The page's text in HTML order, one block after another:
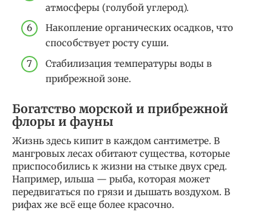
атмосферы (голубой углерод).
Накопление органических осадков, что
способствует росту суши.
Стабилизация температуры воды в
прибрежной зоне.
Богатство морской и прибрежной
флоры и фауны
Жизнь здесь кипит в каждом сантиметре. В
мангровых лесах обитают существа, которые
приспособились к жизни на стыке двух сред.
Например, ильша — рыба, которая может
передвигаться по грязи и дышать воздухом. В
рифах же всё еще более красочно.